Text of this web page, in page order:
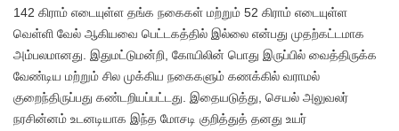
142 கிராம் எடையுள்ள தங்க நகைகள் மற்றும் 52 கிராம் எடையுள்ள
வெள்ளி வேல் ஆகியவை பெட்டகத்தில் இல்லை என்பது முதற்கட்டமாக
அம்பலமானது. இதுமட்டுமன்றி, கோயிலின் பொது இருப்பில் வைத்திருக்க
வேண்டிய மற்றும் சில முக்கிய நகைகளும் கணக்கில் வராமல்
குறைந்திருப்பது கண்டறியப்பட்டது. இதையடுத்து, செயல் அலுவலர்
நரசின்னம் உடனடியாக இந்த மோசடி குறித்துத் தனது உயர்